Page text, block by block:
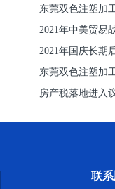
东莞双色注塑加
2021年中美贸易
2021年国庆长期
东莞双色注塑加
房产税落地进入
联